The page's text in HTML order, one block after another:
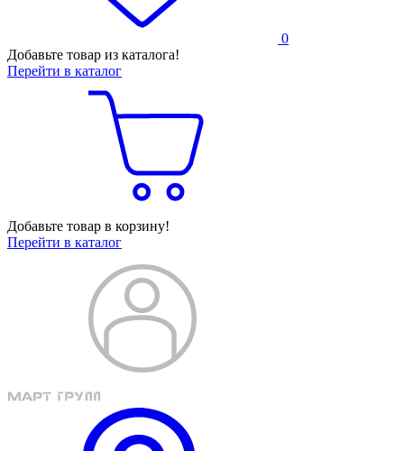
0
Добавьте товар из каталога!
Перейти в каталог
Добавьте товар в корзину!
Перейти в каталог